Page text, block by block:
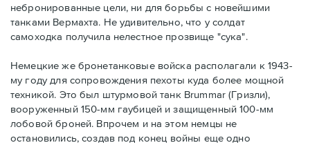
небронированные цели, ни для борьбы с новейшими
танками Вермахта. Не удивительно, что у солдат
самоходка получила нелестное прозвище "сука".
Немецкие же бронетанковые войска располагали к 1943-
му году для сопровождения пехоты куда более мощной
техникой. Это был штурмовой танк Brummar (Гризли),
вооруженный 150-мм гаубицей и защищенный 100-мм
лобовой броней. Впрочем и на этом немцы не
остановились, создав под конец войны еще одно